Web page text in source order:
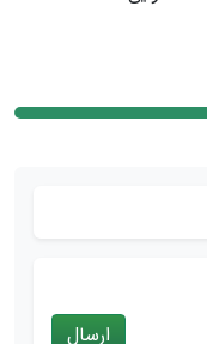
ارسال